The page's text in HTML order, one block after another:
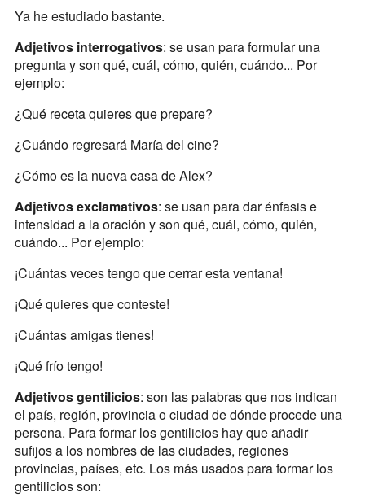
Ya he estudiado bastante.
Adjetivos interrogativos: se usan para formular una
pregunta y son qué, cuál, cómo, quién, cuándo... Por
ejemplo:
¿Qué receta quieres que prepare?
¿Cuándo regresará María del cine?
¿Cómo es la nueva casa de Alex?
Adjetivos exclamativos: se usan para dar énfasis e
intensidad a la oración y son qué, cuál, cómo, quién,
cuándo... Por ejemplo:
¡Cuántas veces tengo que cerrar esta ventana!
¡Qué quieres que conteste!
¡Cuántas amigas tienes!
¡Qué frío tengo!
Adjetivos gentilicios: son las palabras que nos indican
el país, región, provincia o ciudad de dónde procede una
persona. Para formar los gentilicios hay que añadir
sufijos a los nombres de las ciudades, regiones
provincias, países, etc. Los más usados para formar los
gentilicios son: